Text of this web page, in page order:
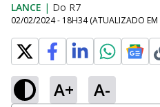
LANCE | Do R7
02/02/2024 - 18H34 (ATUALIZADO EM
A+ A-